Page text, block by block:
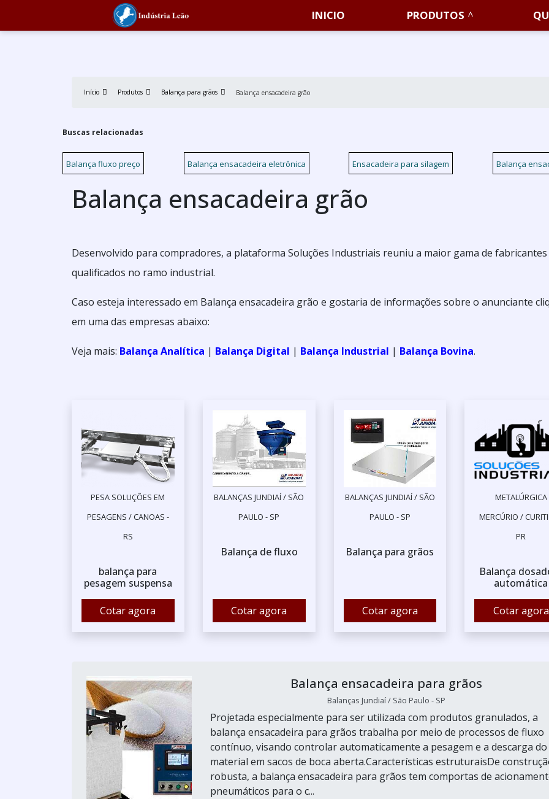
INICIO PRODUTOS
Início Produtos Balança para grãos Balança ensacadeira grão
Buscas relacionadas
Balança fluxo preço Balança ensacadeira eletrônica Ensacadeira para silagem Balança
Balança ensacadeira grão
Desenvolvido para compradores, a plataforma Soluções Industriais reuniu a maior gama de fabricantes
qualificados no ramo industrial.
Caso esteja interessado em Balança ensacadeira grão e gostaria de informações sobre o anunciante
em uma das empresas abaixo:
Veja mais: Balança Analítica | Balança Digital | Balança Industrial | Balança Bovina.
PESA SOLUÇÕES EM
PESAGENS / CANOAS -
RS
balança para
pesagem suspensa
Cotar agora
BALANÇAS JUNDIAÍ / SÃO
PAULO - SP
Balança de fluxo
Cotar agora
BALANÇAS JUNDIAÍ / SÃO
PAULO - SP
Balança para grãos
Cotar agora
METALÚRGICA
MERCÚRIO /
PR
Balança
automática
Cotar agora
Balança ensacadeira para grãos
Balanças Jundiaí / São Paulo - SP
Projetada especialmente para ser utilizada com produtos granulados, a
balança ensacadeira para grãos trabalha por meio de processos de fluxo
contínuo, visando controlar automaticamente a pesagem e a descarga do
material em sacos de boca aberta.Características estruturaisDe
robusta, a balança ensacadeira para grãos tem comportas de
pneumáticos para o c...